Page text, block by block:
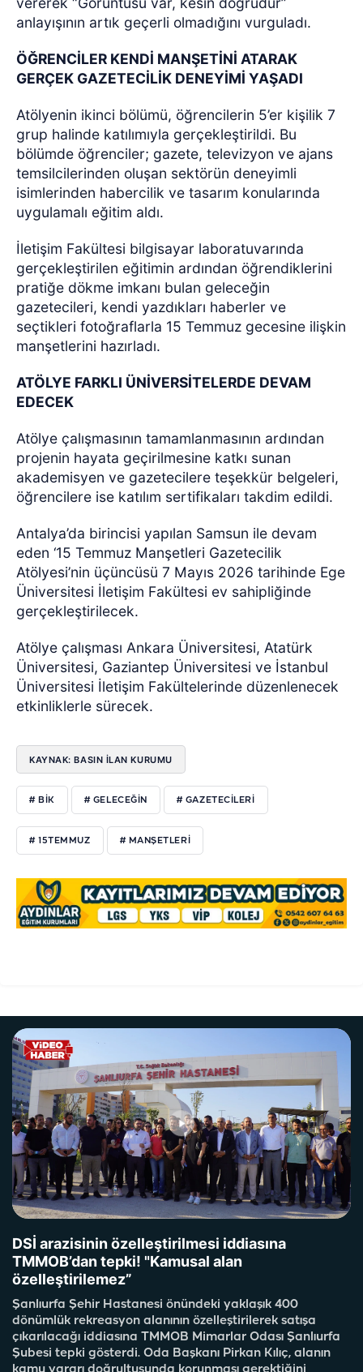
anlayışının artık geçerli olmadığını vurguladı.
ÖĞRENCİLER KENDİ MANŞETİNİ ATARAK
GERÇEK GAZETECİLİK DENEYİMİ YAŞADI
Atölyenin ikinci bölümü, öğrencilerin 5’er kişilik 7
grup halinde katılımıyla gerçekleştirildi. Bu
bölümde öğrenciler; gazete, televizyon ve ajans
temsilcilerinden oluşan sektörün deneyimli
isimlerinden habercilik ve tasarım konularında
uygulamalı eğitim aldı.
İletişim Fakültesi bilgisayar laboratuvarında
gerçekleştirilen eğitimin ardından öğrendiklerini
pratiğe dökme imkanı bulan geleceğin
gazetecileri, kendi yazdıkları haberler ve
seçtikleri fotoğraflarla 15 Temmuz gecesine ilişkin
manşetlerini hazırladı.
ATÖLYE FARKLI ÜNİVERSİTELERDE DEVAM
EDECEK
Atölye çalışmasının tamamlanmasının ardından
projenin hayata geçirilmesine katkı sunan
akademisyen ve gazetecilere teşekkür belgeleri,
öğrencilere ise katılım sertifikaları takdim edildi.
Antalya’da birincisi yapılan Samsun ile devam
eden ‘15 Temmuz Manşetleri Gazetecilik
Atölyesi’nin üçüncüsü 7 Mayıs 2026 tarihinde Ege
Üniversitesi İletişim Fakültesi ev sahipliğinde
gerçekleştirilecek.
Atölye çalışması Ankara Üniversitesi, Atatürk
Üniversitesi, Gaziantep Üniversitesi ve İstanbul
Üniversitesi İletişim Fakültelerinde düzenlenecek
etkinliklerle sürecek.
KAYNAK: BASIN İLAN KURUMU
# BİK # GELECEĞİN # GAZETECİLERİ
# 15TEMMUZ # MANŞETLERİ
DSİ arazisinin özelleştirilmesi iddiasına
TMMOB’dan tepki! "Kamusal alan
özelleştirilemez”
Şanlıurfa Şehir Hastanesi önündeki yaklaşık 400
dönümlük rekreasyon alanının özelleştirilerek satışa
çıkarılacağı iddiasına TMMOB Mimarlar Odası Şanlıurfa
Şubesi tepki gösterdi. Oda Başkanı Pirkan Kılıç, alanın
kamu yararı doğrultusunda korunması gerektiğini